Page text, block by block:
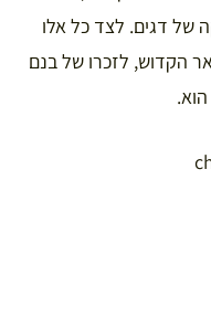
של דגים. לצד כל אלו
הקדוש, לזכרו של בנם